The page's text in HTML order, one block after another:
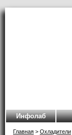
Инфолаб
Главная > Охладители